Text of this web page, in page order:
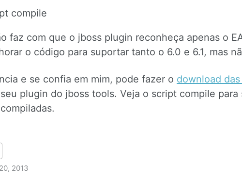
compile
faz com que o jboss plugin reconheça apenas o
o código para suportar tanto o 6.0 e 6.1, mas
e se confia em mim, pode fazer o download
plugin do jboss tools. Veja o script compile para
2013